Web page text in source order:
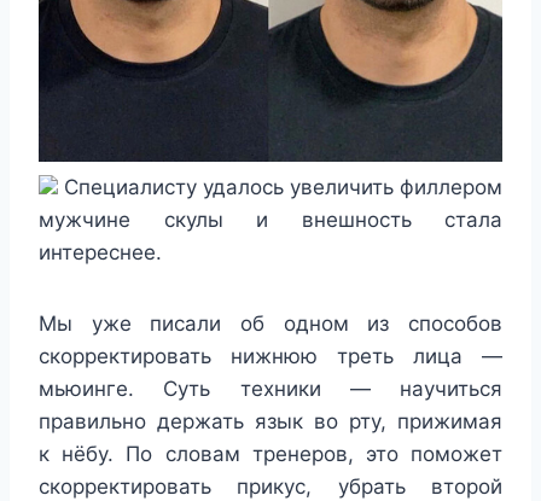
Специалисту удалось увеличить филлером
мужчине скулы и внешность стала
интереснее.
Мы уже писали об одном из способов
скорректировать нижнюю треть лица —
мьюинге. Суть техники — научиться
правильно держать язык во рту, прижимая
к нёбу. По словам тренеров, это поможет
скорректировать прикус, убрать второй